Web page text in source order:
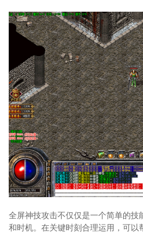
全屏神技攻击不仅仅是一个简单的技
和时机。在关键时刻合理运用，可以